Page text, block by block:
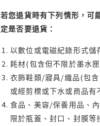
若您退貨時有下列情形，可
定是否要退貨：
以數位或電磁紀錄形式
耗材(包含但不限於墨水
衣飾鞋類/寢具/織品(包
或經剪標或下水或商品有
食品、美容/保養用品、
限於瓶蓋、封口、封膜